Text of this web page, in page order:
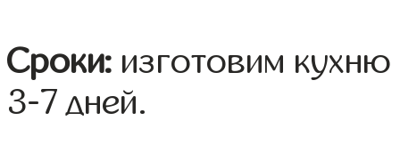
Сроки: изготовим
3-7 дней.